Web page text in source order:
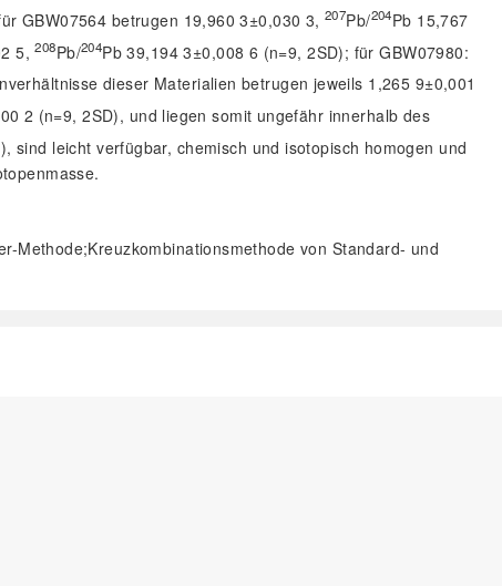
GBW07564 betrugen 19,960 3±0,030 3,207Pb/204Pb 15,767
5,208Pb/204Pb 39,194 3±0,008 6 (n=9, 2SD); für GBW07980:
dieser Materialien betrugen jeweils 1,265 9±0,001
2 (n=9, 2SD), und liegen somit ungefähr innerhalb des
sind leicht verfügbar, chemisch und isotopisch homogen und
Methode;Kreuzkombinationsmethode von Standard- und